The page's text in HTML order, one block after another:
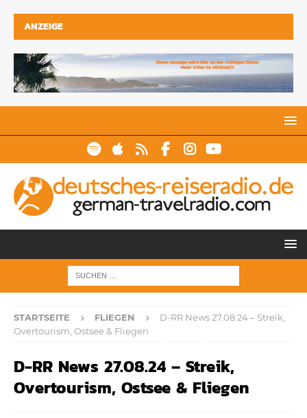
ANZEIGE
STARTSEITE FLIEGEN
D-RR News 27.08.24 – Streik,
Overtourism, Ostsee & Fliegen
D-RR News 27.08.24 – Streik,
Overtourism, Ostsee & Fliegen